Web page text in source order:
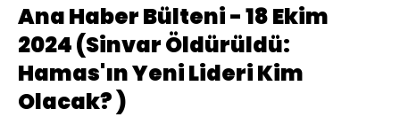
Ana Haber Bülteni - 18 Ekim
2024 (Sinvar Öldürüldü:
Hamas'ın Yeni Lideri Kim
Olacak? )